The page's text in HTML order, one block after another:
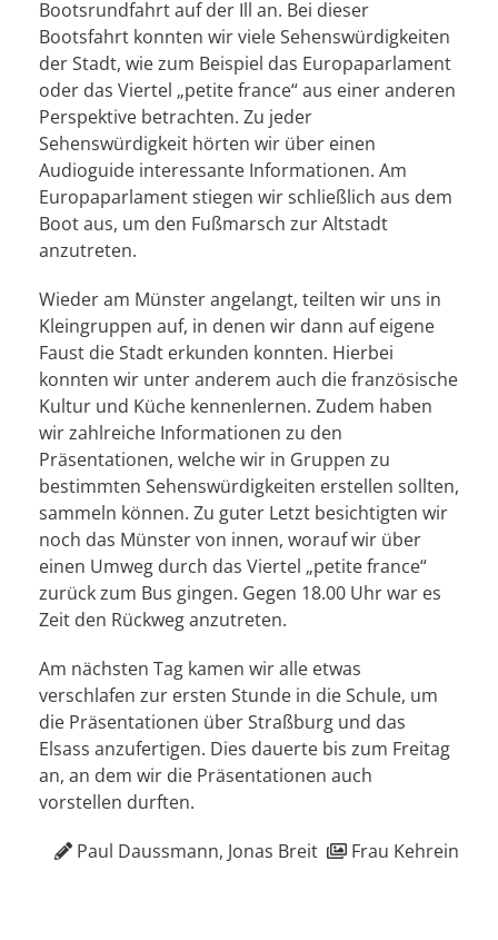
Bootsrundfahrt auf der Ill an. Bei dieser
Bootsfahrt konnten wir viele Sehenswürdigkeiten
der Stadt, wie zum Beispiel das Europaparlament
oder das Viertel „petite france“ aus einer anderen
Perspektive betrachten. Zu jeder
Sehenswürdigkeit hörten wir über einen
Audioguide interessante Informationen. Am
Europaparlament stiegen wir schließlich aus dem
Boot aus, um den Fußmarsch zur Altstadt
anzutreten.
Wieder am Münster angelangt, teilten wir uns in
Kleingruppen auf, in denen wir dann auf eigene
Faust die Stadt erkunden konnten. Hierbei
konnten wir unter anderem auch die französische
Kultur und Küche kennenlernen. Zudem haben
wir zahlreiche Informationen zu den
Präsentationen, welche wir in Gruppen zu
bestimmten Sehenswürdigkeiten erstellen sollten,
sammeln können. Zu guter Letzt besichtigten wir
noch das Münster von innen, worauf wir über
einen Umweg durch das Viertel „petite france“
zurück zum Bus gingen. Gegen 18.00 Uhr war es
Zeit den Rückweg anzutreten.
Am nächsten Tag kamen wir alle etwas
verschlafen zur ersten Stunde in die Schule, um
die Präsentationen über Straßburg und das
Elsass anzufertigen. Dies dauerte bis zum Freitag
an, an dem wir die Präsentationen auch
vorstellen durften.
Paul Daussmann, Jonas Breit
Frau Kehrein